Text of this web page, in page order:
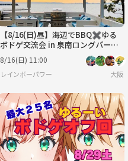
【8/16(日)昼】海辺でBBQ✖︎ゆる
ボドゲ交流会 in 泉南ロングパーク
🍖🌈 20〜40代・お一人様歓迎✨
8/16(日) 11:00
レインボーパワー 大阪